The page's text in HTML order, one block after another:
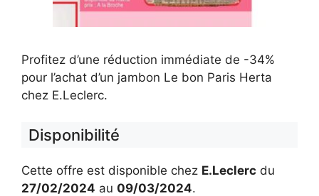
Profitez d’une réduction immédiate de -34%
pour l’achat d’un jambon Le bon Paris Herta
chez E.Leclerc.
Disponibilité
Cette offre est disponible chez E.Leclerc du
27/02/2024 au 09/03/2024.